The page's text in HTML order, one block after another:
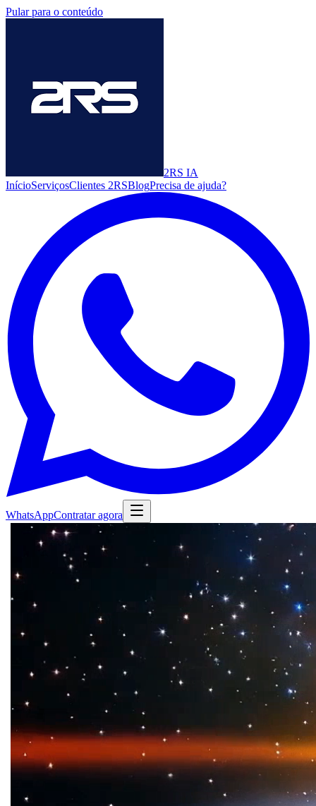
Pular para o conteúdo
2RS IA
InícioServiçosClientes 2RSBlogPrecisa de ajuda?
WhatsAppContratar agora